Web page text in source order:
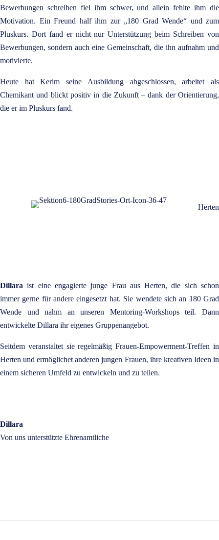
Bewerbungen schreiben fiel ihm schwer, und allein fehlte ihm die
Motivation. Ein Freund half ihm zur „180 Grad Wende“ und zum
Pluskurs. Dort fand er nicht nur Unterstützung beim Schreiben von
Bewerbungen, sondern auch eine Gemeinschaft, die ihn aufnahm und
motivierte.
Heute hat Kerim seine Ausbildung abgeschlossen, arbeitet als
Chemikant und blickt positiv in die Zukunft – dank der Orientierung,
die er im Pluskurs fand.
Herten
Dillara ist eine engagierte junge Frau aus Herten, die sich schon
immer gerne für andere eingesetzt hat. Sie wendete sich an 180 Grad
Wende und nahm an unseren Mentoring-Workshops teil. Dann
entwickelte Dillara ihr eigenes Gruppenangebot.
Seitdem veranstaltet sie regelmäßig Frauen-Empowerment-Treffen in
Herten und ermöglichet anderen jungen Frauen, ihre kreativen Ideen in
einem sicheren Umfeld zu entwickeln und zu teilen.
Dillara
Von uns unterstützte Ehrenamtliche